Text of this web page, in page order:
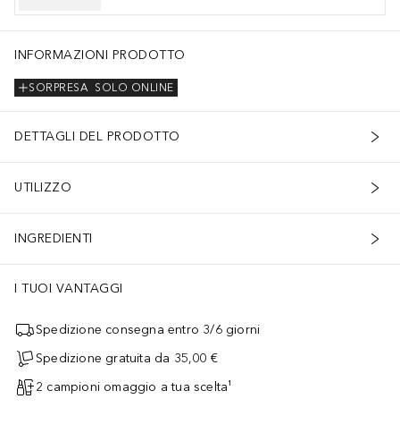
INFORMAZIONI PRODOTTO
SOLO ONLINE
SORPRESA
DETTAGLI DEL PRODOTTO
UTILIZZO
INGREDIENTI
I TUOI VANTAGGI
Spedizione consegna entro 3/6 giorni
Spedizione gratuita da 35,00 €
2 campioni omaggio a tua scelta¹